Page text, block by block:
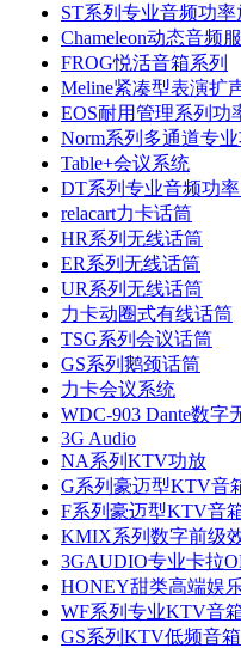
ST系列专业音频功率
Chameleon动态音频
FROG悦活音箱系列
Meline紧凑型表演扩
EOS耐用管理系列功
Norm系列多通道专
Table+会议系统
DT系列专业音频功
relacart力卡话筒
HR系列无线话筒
ER系列无线话筒
UR系列无线话筒
力卡动圈式有线话筒
TSG系列会议话筒
GS系列鹅颈话筒
力卡会议系统
WDC-903 Dante数字
3G Audio
NA系列KTV功放
G系列豪迈型KTV音
F系列豪迈型KTV音
KMIX系列数字前级
3GAUDIO专业卡拉
HONEY甜类高端娱
WF系列专业KTV音
GS系列KTV低频音箱